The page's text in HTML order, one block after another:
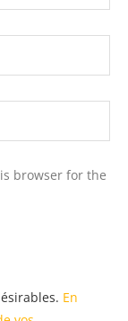
browser for the
En